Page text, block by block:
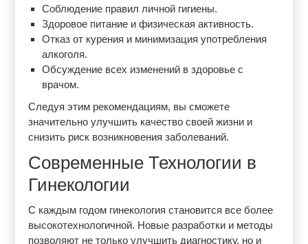
Соблюдение правил личной гигиены.
Здоровое питание и физическая активность.
Отказ от курения и минимизация употребления
алкоголя.
Обсуждение всех изменений в здоровье с
врачом.
Следуя этим рекомендациям, вы сможете
значительно улучшить качество своей жизни и
снизить риск возникновения заболеваний.
Современные Технологии в
Гинекологии
С каждым годом гинекология становится все более
высокотехнологичной. Новые разработки и методы
позволяют не только улучшить диагностику, но и